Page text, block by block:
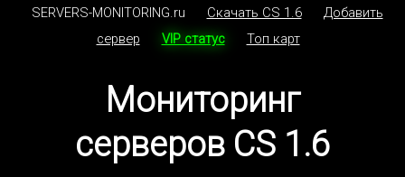
SERVERS-MONITORING.ru Скачать CS 1.6
Добавить
сервер
VIP статус Топ карт
Мониторинг
серверов CS 1.6